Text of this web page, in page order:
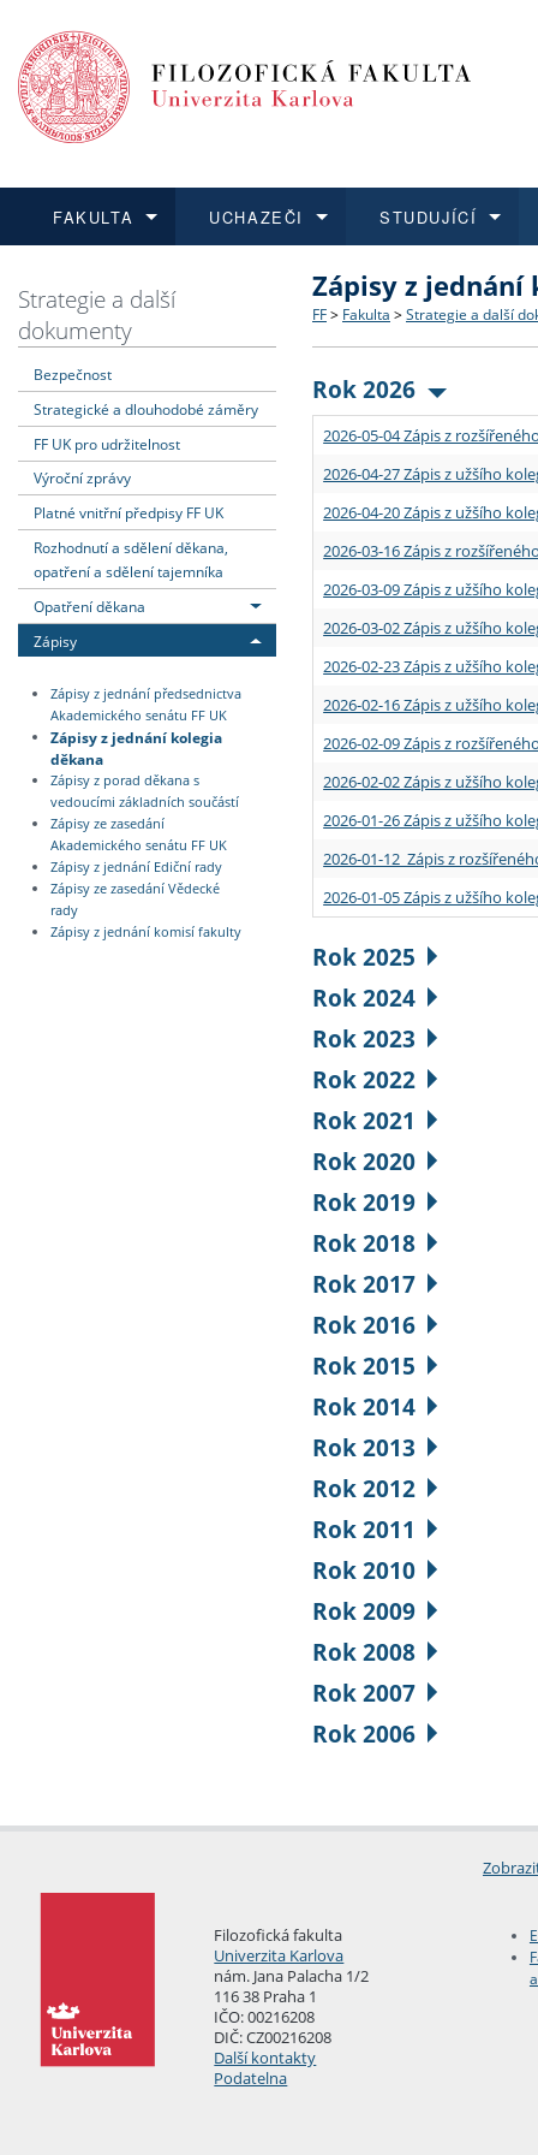
FAKULTA
Dozvědět se více
Struktura a historie
Strategie a další
Podpora a benefity pro
Absolventi fakulty
UCHAZEČI
Podat přihlášku
Co studovat a jak se
Učitelské studijní
Informace k průběhu
STUDUJÍCÍ
Dozvědět se více
Bakalářské a magisterské
Doktorské studium
Rigorózní řízení
Dozvědět se více
O vědě a výzkumu na FF
Akademické kvalifikace
Granty a projekty
Dozvědět se více
Aktuální nabídky a
Vyjíždějící studenti
Přijíždějící studenti
Vyjíždějící zaměstnanci
Strategie a další
dokumenty
Bezpečnost
Strategické a dlouhodobé záměry
FF UK pro udržitelnost
Výroční zprávy
Platné vnitřní předpisy FF UK
Rozhodnutí a sdělení děkana,
opatření a sdělení tajemníka
Opatření děkana
Zápisy
Zápisy z jednání předsednictva
Akademického senátu FF UK
Zápisy z jednání kolegia
děkana
Zápisy z porad děkana s
vedoucími základních součástí
Zápisy ze zasedání
Akademického senátu FF UK
Zápisy z jednání Ediční rady
Zápisy ze zasedání Vědecké
rady
Zápisy z jednání komisí fakulty
Zápisy z jednání
FF > Fakulta > Strategie a další
Rok 2026
2026-05-04 Zápis z
2026-04-27 Zápis z užšího
2026-04-20 Zápis z užšího
2026-03-16 Zápis z
2026-03-09 Zápis z užšího
2026-03-02 Zápis z užšího
2026-02-23 Zápis z užšího
2026-02-16 Zápis z užšího
2026-02-09 Zápis z
2026-02-02 Zápis z užšího
2026-01-26 Zápis z užšího
2026-01-12 Zápis z
2026-01-05 Zápis z užšího
Rok 2025
Rok 2024
Rok 2023
Rok 2022
Rok 2021
Rok 2020
Rok 2019
Rok 2018
Rok 2017
Rok 2016
Rok 2015
Rok 2014
Rok 2013
Rok 2012
Rok 2011
Rok 2010
Rok 2009
Rok 2008
Rok 2007
Rok 2006
Filozofická fakulta
Univerzita Karlova
nám. Jana Palacha 1/2
116 38 Praha 1
IČO: 00216208
DIČ: CZ00216208
Další kontakty
Podatelna